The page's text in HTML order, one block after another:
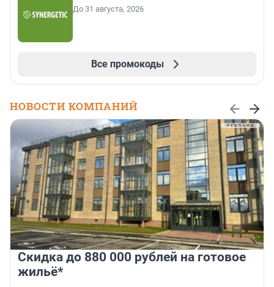
До 31 августа, 2026
Все промокоды
НОВОСТИ КОМПАНИЙ
Скидка до 880 000 рублей на готовое
жильё*